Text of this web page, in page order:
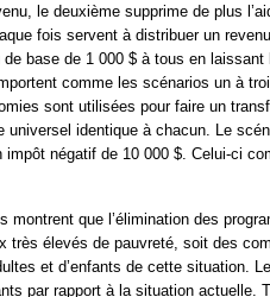
le deuxième supprime de plus
fois servent à distribuer un
base de 1 000 $ à tous en
comme les scénarios un à
sont utilisées pour faire un
universel identique à chacun. Le
impôt négatif de 10 000 $. Celui-ci
montrent que l’élimination des
très élevés de pauvreté, soit des
et d’enfants de cette situation.
par rapport à la situation actuelle.